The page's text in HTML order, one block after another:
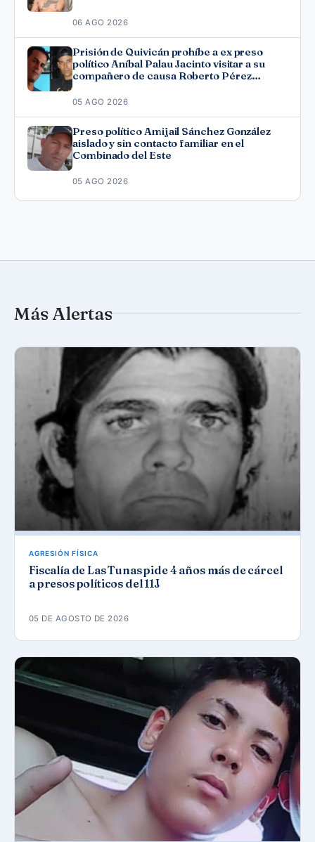
06 AGO 2026
Prisión de Quivicán prohíbe a ex preso
político Aníbal Palau Jacinto visitar a su
compañero de causa Roberto Pérez
05 AGO 2026
Preso político Amijail Sánchez González
aislado y sin contacto familiar en el
Combinado del Este
05 AGO 2026
Más Alertas
AGRESIÓN FÍSICA
Fiscalía de Las Tunas pide 4 años más de cárcel
a presos políticos del 11J
05 DE AGOSTO DE 2026